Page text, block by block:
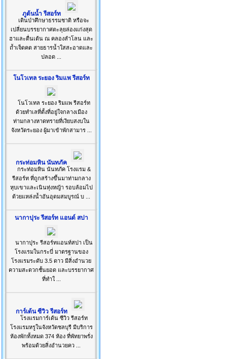
ภูต้นน้ำ รีสอร์ท
เดินป่าศึกษาธรรมชาติ หรือจะ
เปลี่ยนบรรยากาศตะลุยล่องแก่งสุด
ฮาและตื่นเต้น ณ คลองลำโลน และ
ถ้ำเจ็ดคต สายธารน้ำใสสะอาดและ
ปลอด ...
โนโวเทล ระยอง ริมแพ รีสอร์ท
โนโวเทล ระยอง ริมแพ รีสอร์ท
ด้วยทำเลที่ตั้งที่อยู่ใจกลางเมือง
ท่ามกลางหาดทรายที่เงียบสงบใน
จังหวัดระยอง ผู้มาเข้าพักสามาร ...
กระท่อมหิน นันทภัค
กระท่อมหิน นันทภัค โรงแรม &
รีสอร์ท ที่ถูกสร้างขึ้นมาท่ามกลาง
หุบเขาและเนินทุ่งหญ้า รอบล้อมไป
ด้วยแหล่งน้ำอันอุดมสมบูรณ์ บ ...
นากาปุระ รีสอร์ท แอนด์ สปา
นากาปุระ รีสอร์ทแอนท์สปา เป็น
โรงแรมในกระบี่ มาตรฐานของ
โรงแรมระดับ 3.5 ดาว มีสิ่งอำนวย
ความสะดวกชั้นยอด และบรรยากาศ
ที่ทำใ ...
การ์เด้น ซีวิว รีสอร์ท
โรงแรมการ์เด้น ซีวิว รีสอร์ท
โรงแรมหรูในจังหวัดชลบุรี มีบริการ
ห้องพักทั้งหมด 374 ห้อง ที่พัทยาพรั่ง
พร้อมด้วยสิ่งอำนวยคว ...